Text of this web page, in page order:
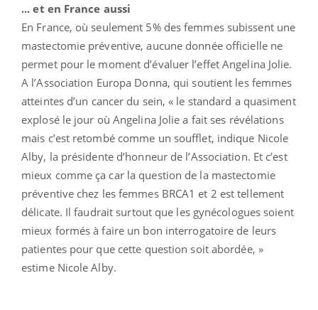
... et en France aussi
En France, où seulement 5% des femmes subissent une
mastectomie préventive, aucune donnée officielle ne
permet pour le moment d’évaluer l’effet Angelina Jolie.
A l’Association Europa Donna, qui soutient les femmes
atteintes d’un cancer du sein, « le standard a quasiment
explosé le jour où Angelina Jolie a fait ses révélations
mais c’est retombé comme un soufflet, indique Nicole
Alby, la présidente d’honneur de l’Association. Et c’est
mieux comme ça car la question de la mastectomie
préventive chez les femmes BRCA1 et 2 est tellement
délicate. Il faudrait surtout que les gynécologues soient
mieux formés à faire un bon interrogatoire de leurs
patientes pour que cette question soit abordée, »
estime Nicole Alby.